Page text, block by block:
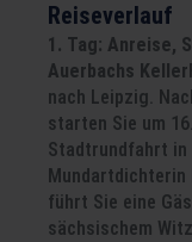
Reiseverlauf
1. Tag: Anreise,
Auerbachs Keller
nach Leipzig.
starten Sie um
Stadtrundfahrt in
Mundartdichterin
führt Sie eine
sächsischem